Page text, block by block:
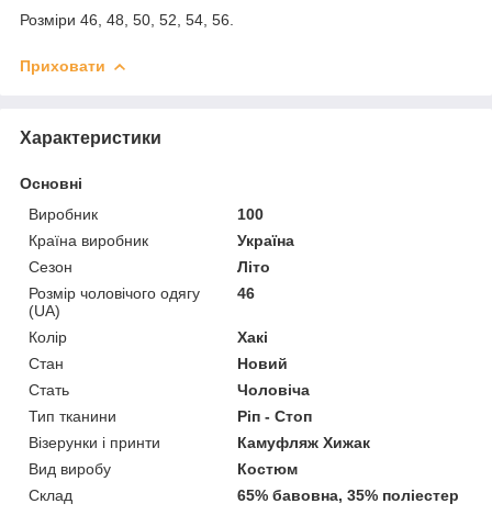
Розміри 46, 48, 50, 52, 54, 56.
Приховати
Характеристики
Основні
Виробник
100
Країна виробник
Україна
Сезон
Літо
Розмір чоловічого одягу
(UA)
46
Колір
Хакі
Стан
Новий
Стать
Чоловіча
Тип тканини
Ріп - Стоп
Візерунки і принти
Камуфляж Хижак
Вид виробу
Костюм
Склад
65% бавовна, 35% поліестер